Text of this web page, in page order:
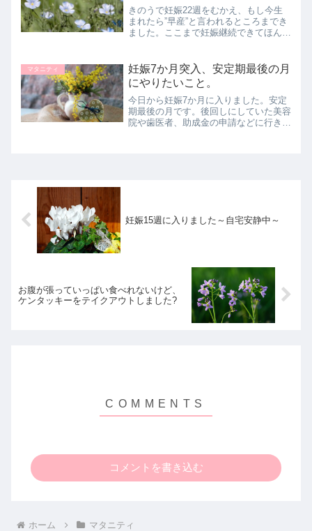
きのうで妊娠22週をむかえ、もし今生
まれたら”早産”と言われるところまでき
ました。ここまで妊娠継続できてほんと
います。
マタニティ
妊娠7か月突入、安定期最後の月
にやりたいこと。
今日から妊娠7か月に入りました。安定
期最後の月です。後回しにしていた美容
院や歯医者、助成金の申請などに行きた
妊娠15週に入りました～自宅安静中～
お腹が張っていっぱい食べれないけど、
ケンタッキーをテイクアウトしました?
コメントを書き込む
ホーム マタニティ